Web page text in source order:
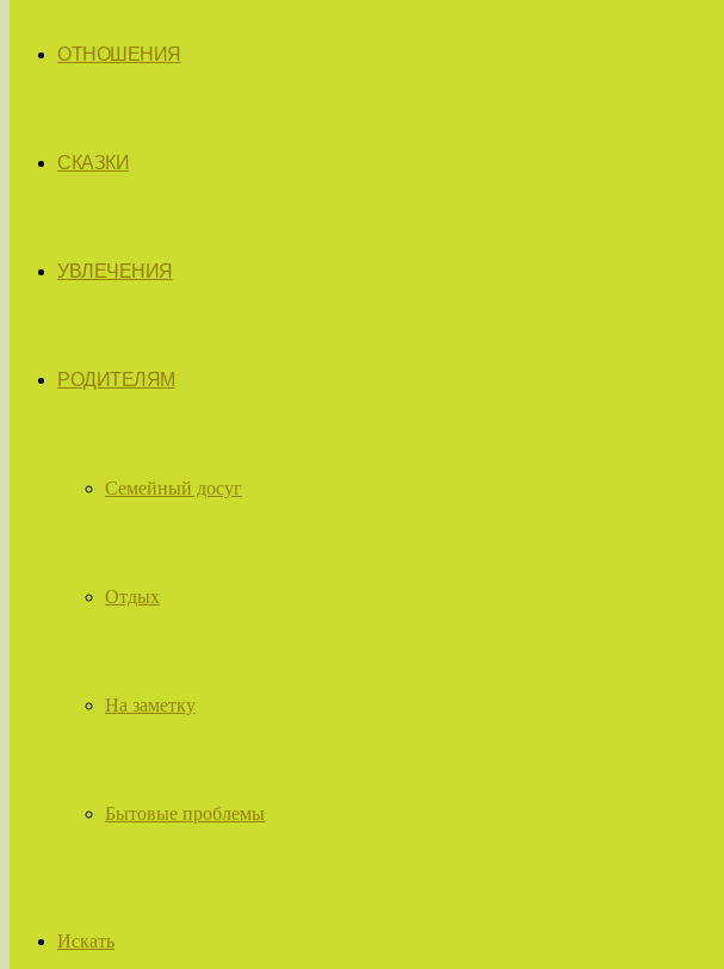
ОТНОШЕНИЯ
СКАЗКИ
УВЛЕЧЕНИЯ
РОДИТЕЛЯМ
Семейный досуг
Отдых
На заметку
Бытовые проблемы
Искать